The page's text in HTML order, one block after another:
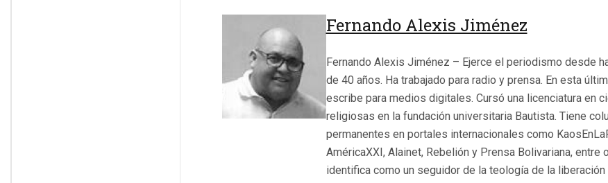
Fernando Alexis Jiménez
Fernando Alexis Jiménez – Ejerce el periodismo desde
de 40 años. Ha trabajado para radio y prensa. En esta
escribe para medios digitales. Cursó una licenciatura en
religiosas en la fundación universitaria Bautista. Tiene
permanentes en portales internacionales como
AméricaXXI, Alainet, Rebelión y Prensa Bolivariana, entre
identifica como un seguidor de la teología de la liberación